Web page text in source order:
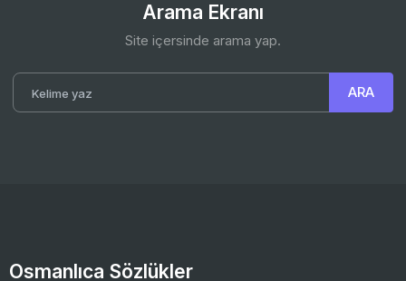
Arama Ekranı
Site içersinde arama yap.
Osmanlıca Sözlükler